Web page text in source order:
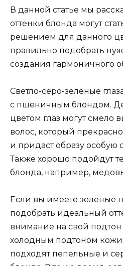
В данной статье мы
оттенки блонда могут
решением для данного
правильно подобрать
создания гармоничного
Светло-серо-зелёные
с пшеничным блондом.
цветом глаз могут смело
волос, который
и придаст образу особую
Также хорошо подойдут
блонда, например,
Если вы имеете зеленые
подобрать идеальный
внимание на свой
холодным подтоном
подходят пепельные и